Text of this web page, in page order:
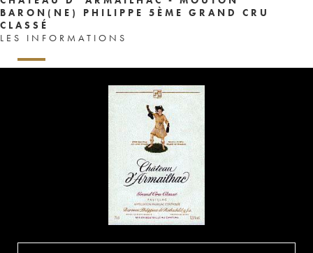
BARON(NE) PHILIPPE 5ÈME GRAND CRU
CLASSÉ
LES INFORMATIONS